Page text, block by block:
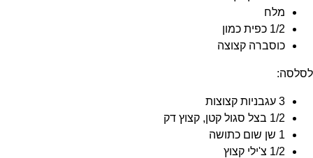
מלח
1/2 כפית כמון
כוסברה קצוצה
לסלסה:
3 עגבניות קצוצות
1/2 בצל סגול קטן, קצוץ דק
1 שן שום כתושה
1/2 צ'ילי קצוץ